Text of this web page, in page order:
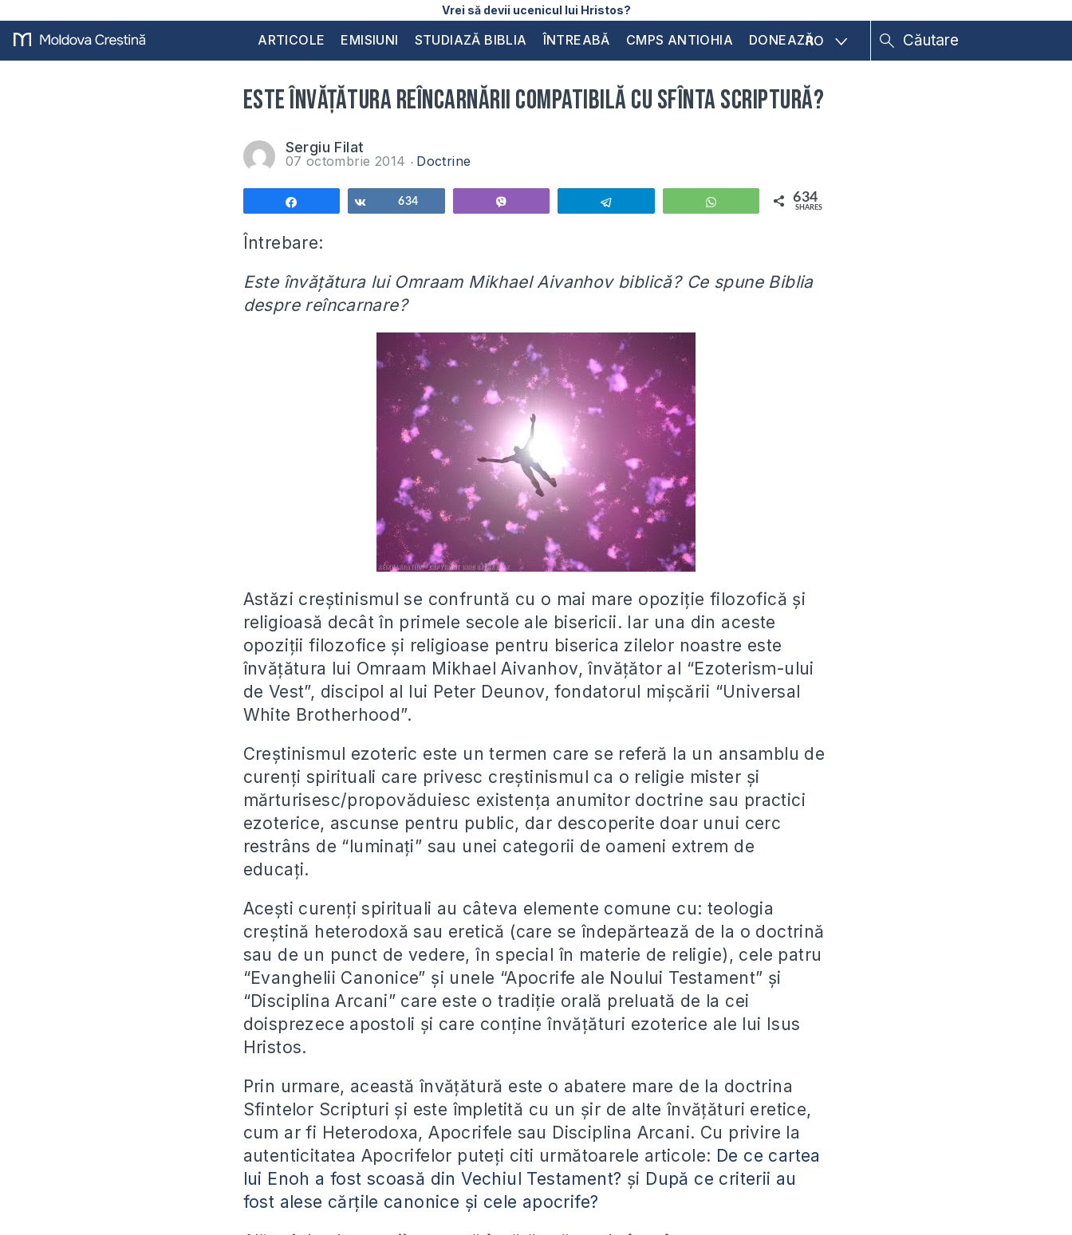
Vrei să devii ucenicul lui Hristos?
ARTICOLE EMISIUNI STUDIAZĂ BIBLIA ÎNTREABĂ CMPS ANTIOHIA DONEAZĂRO
Este învățătura reîncarnării compatibilă cu Sfînta Scriptură?
Sergiu Filat
07 octombrie 2014 Doctrine
Share634 WhatsApp 634
SHARES
Întrebare:
Este învățătura lui Omraam Mikhael Aivanhov biblică? Ce spune Biblia
despre reîncarnare?
Astăzi creștinismul se confruntă cu o mai mare opoziție filozofică și
religioasă decât în primele secole ale bisericii. Iar una din aceste
opoziții filozofice și religioase pentru biserica zilelor noastre este
învățătura lui Omraam Mikhael Aivanhov, învățător al “Ezoterism-ului
de Vest”, discipol al lui Peter Deunov, fondatorul mișcării “Universal
White Brotherhood”.
Creștinismul ezoteric este un termen care se referă la un ansamblu de
curenți spirituali care privesc creștinismul ca o religie mister și
mărturisesc/propovăduiesc existența anumitor doctrine sau practici
ezoterice, ascunse pentru public, dar descoperite doar unui cerc
restrâns de “luminați” sau unei categorii de oameni extrem de
educați.
Acești curenți spirituali au câteva elemente comune cu: teologia
creștină heterodoxă sau eretică (care se îndepărtează de la o doctrină
sau de un punct de vedere, în special în materie de religie), cele patru
“Evanghelii Canonice” și unele “Apocrife ale Noului Testament” și
“Disciplina Arcani” care este o tradiție orală preluată de la cei
doisprezece apostoli și care conține învățături ezoterice ale lui Isus
Hristos.
Prin urmare, această învățătură este o abatere mare de la doctrina
Sfintelor Scripturi și este împletită cu un șir de alte învățături eretice,
cum ar fi Heterodoxa, Apocrifele sau Disciplina Arcani. Cu privire la
autenticitatea Apocrifelor puteți citi următoarele articole: De ce cartea
lui Enoh a fost scoasă din Vechiul Testament? și După ce criterii au
fost alese cărțile canonice și cele apocrife?